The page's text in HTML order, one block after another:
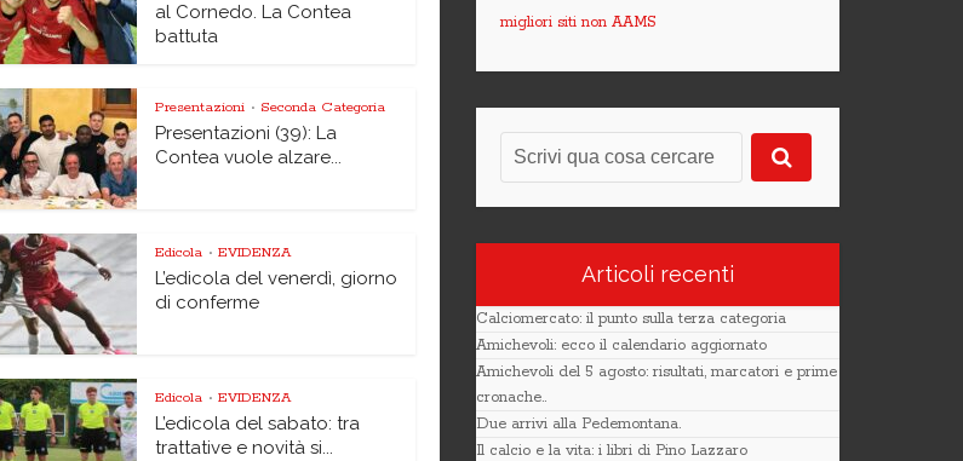
al Cornedo. La Contea
battuta
Presentazioni • Seconda Categoria
Presentazioni (39): La
Contea vuole alzare...
Edicola • EVIDENZA
L’edicola del venerdì, giorno
di conferme
Edicola • EVIDENZA
L’edicola del sabato: tra
trattative e novità si...
migliori siti non AAMS
Articoli recenti
Calciomercato: il punto sulla terza categoria
Amichevoli: ecco il calendario aggiornato
Amichevoli del 5 agosto: risultati, marcatori e prime
cronache..
Due arrivi alla Pedemontana.
Il calcio e la vita: i libri di Pino Lazzaro